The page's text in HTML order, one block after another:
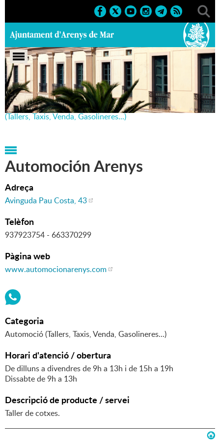
Portada > Regidories > Promoció Econòmica i
Comerç > Directori d'empreses i comerços > Automoció
(Tallers, Taxis, Venda, Gasolineres...)
Automoción Arenys
Adreça
Avinguda Pau Costa, 43
Telèfon
937923754 - 663370299
Pàgina web
www.automocionarenys.com
Categoria
Automoció (Tallers, Taxis, Venda, Gasolineres...)
Horari d'atenció / obertura
De dilluns a divendres de 9h a 13h i de 15h a 19h
Dissabte de 9h a 13h
Descripció de producte / servei
Taller de cotxes.